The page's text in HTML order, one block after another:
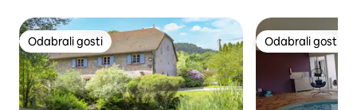
Odabrali gosti
Odabrali gosti Odabrali gosti
Odabrali gosti